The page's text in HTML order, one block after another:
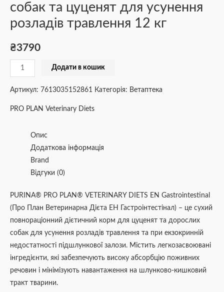
собак та цуценят для усунення
розладів травлення 12 кг
₴3790
Додати в кошик
Артикул: 7613035152861 Категорія: Ветаптека
PRO PLAN Veterinary Diets
Опис
Додаткова інформація
Brand
Відгуки (0)
PURINA® PRO PLAN® VETERINARY DIETS EN Gastrointestinal
(Про План Ветеринарна Дієта ЕН Гастроінтестінал) – це сухий
повнораціонний дієтичний корм для цуценят та дорослих
собак для усунення розладів травлення та при екзокринній
недостатності підшлункової залози. Містить легкозасвоювані
інгредієнти, які забезпечують високу абсорбцію поживних
речовин і мінімізують навантаження на шлунково-кишковий
тракт тварини.